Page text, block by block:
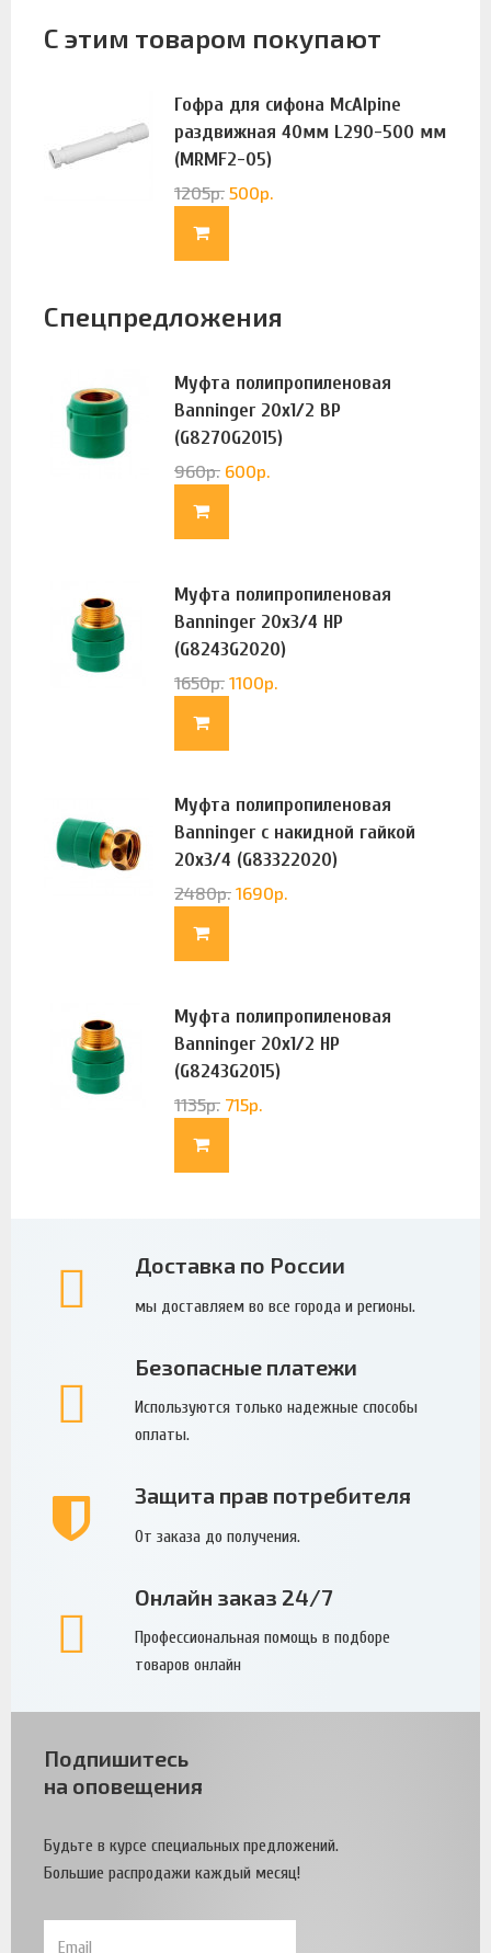
С этим товаром покупают
Гофра для сифона McAlpine
раздвижная 40мм L290-500 мм
(MRMF2-05)
1205р. 500р.
Спецпредложения
Муфта полипропиленовая
Banninger 20х1/2 ВР
(G8270G2015)
960р. 600р.
Муфта полипропиленовая
Banninger 20х3/4 НР
(G8243G2020)
1650р. 1100р.
Муфта полипропиленовая
Banninger с накидной гайкой
20х3/4 (G83322020)
2480р. 1690р.
Муфта полипропиленовая
Banninger 20х1/2 НР
(G8243G2015)
1135р. 715р.
Доставка по России
мы доставляем во все города и регионы.
Безопасные платежи
Используются только надежные способы
оплаты.
Защита прав потребителя
От заказа до получения.
Онлайн заказ 24/7
Профессиональная помощь в подборе
товаров онлайн
Подпишитесь
на оповещения
Будьте в курсе специальных предложений.
Большие распродажи каждый месяц!